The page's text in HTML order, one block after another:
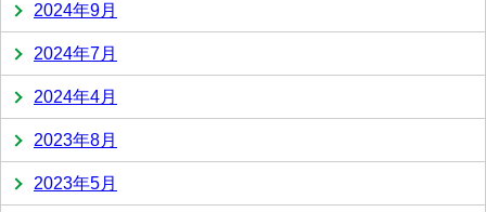
2024年9月
2024年7月
2024年4月
2023年8月
2023年5月